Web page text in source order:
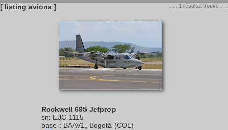
[ listing avions ] . . . 1 résultat trouvé . . .
Rockwell 695 Jetprop
sn: EJC-1115
base : BAAV1, Bogotá (COL)